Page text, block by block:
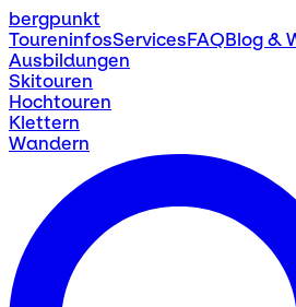
bergpunkt
ToureninfosServicesFAQBlog &
Ausbildungen
Skitouren
Hochtouren
Klettern
Wandern